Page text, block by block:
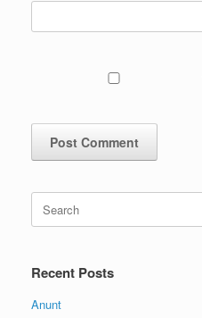
for:
Recent Posts
Anunt